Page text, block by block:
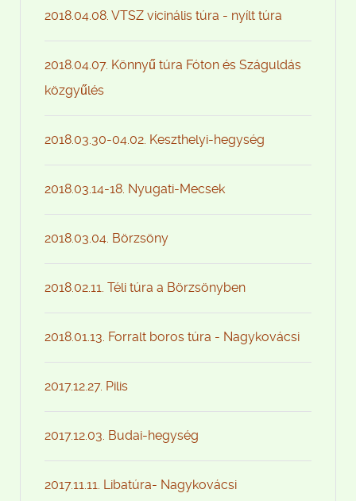
2018.04.08. VTSZ vicinális túra - nyílt túra
2018.04.07. Könnyű túra Fóton és Száguldás
közgyűlés
2018.03.30-04.02. Keszthelyi-hegység
2018.03.14-18. Nyugati-Mecsek
2018.03.04. Börzsöny
2018.02.11. Téli túra a Börzsönyben
2018.01.13. Forralt boros túra - Nagykovácsi
2017.12.27. Pilis
2017.12.03. Budai-hegység
2017.11.11. Libatúra- Nagykovácsi